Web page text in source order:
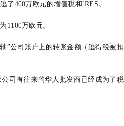
了400万欧元的增值税和IRES。
1100万欧元。
”公司账户上的转账金额（逃得税被扣
司有往来的华人批发商已经成为了税